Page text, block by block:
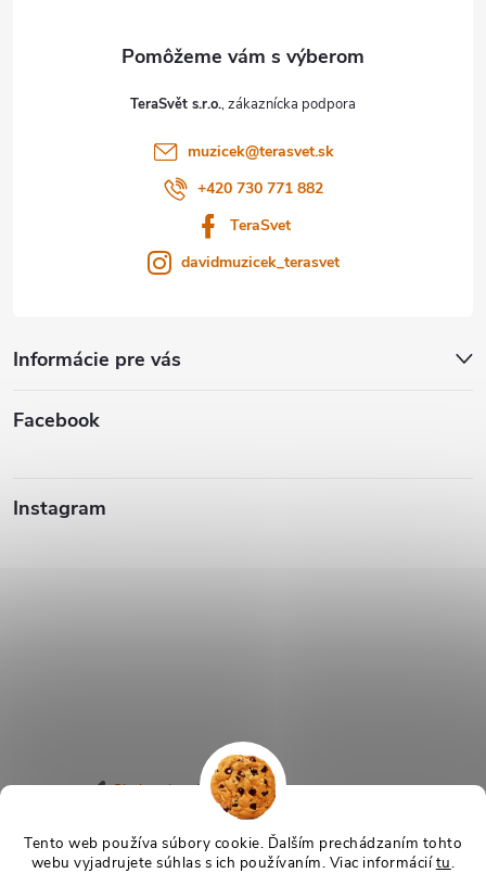
Tento web používa súbory cookie. Ďalším prechádzaním tohto
webu vyjadrujete súhlas s ich používaním. Viac informáciítu.
TeraSvět s.r.o.
muzicek@terasvet.sk
+420 730 771 882
TeraSvet
davidmuzicek_terasvet
Informácie pre vás
Facebook
Instagram
Sledovať na Instagrame
Copyright 2026TeraSvet.sk. Všetky práva vyhradené.